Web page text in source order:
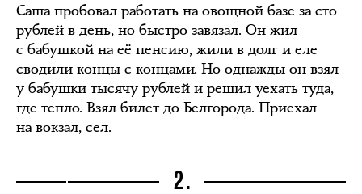
Саша пробовал работать на овощной базе за сто
рублей в день, но быстро завязал. Он жил
с бабушкой на её пенсию, жили в долг и еле
сводили концы с концами. Но однажды он взял
у бабушки тысячу рублей и решил уехать туда,
где тепло. Взял билет до Белгорода. Приехал
на вокзал, сел.
2.